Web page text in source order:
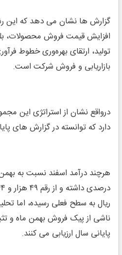
گزارش ها نشان می ‌دهد که این
افزایش قیمت فروش محصولات،
تولید، ارتقای بهره‌وری خطوط
بازاریابی و فروش شرکت است.
درواقع نشان از استراتژی این
دارد که توانسته در گزارش های
ریال به سطح فعلی رسیده، اما
ناشی از پیک فروش بهمن‌ ماه و
پایانی سال ارزیابی می‌ کنند.